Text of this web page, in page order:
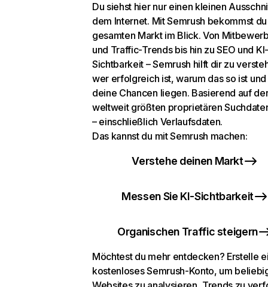
Du siehst hier nur einen kleinen
dem Internet. Mit Semrush bekommst
gesamten Markt im Blick. Von
und Traffic-Trends bis hin zu SEO und KI-
Sichtbarkeit – Semrush hilft dir zu
wer erfolgreich ist, warum das so ist
deine Chancen liegen. Basierend auf
weltweit größten proprietären
– einschließlich Verlaufsdaten.
Das kannst du mit Semrush machen:
Verstehe deinen Markt
Messen Sie KI-Sichtbarkeit
Organischen Traffic steigern
Möchtest du mehr entdecken? Erstelle
kostenloses Semrush-Konto, um